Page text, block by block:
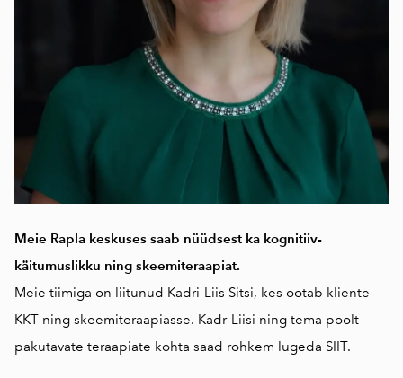
Meie Rapla keskuses saab nüüdsest ka kognitiiv-
käitumuslikku ning skeemiteraapiat.
Meie tiimiga on liitunud Kadri-Liis Sitsi, kes ootab kliente
KKT ning skeemiteraapiasse. Kadr-Liisi ning tema poolt
pakutavate teraapiate kohta saad rohkem lugeda SIIT.